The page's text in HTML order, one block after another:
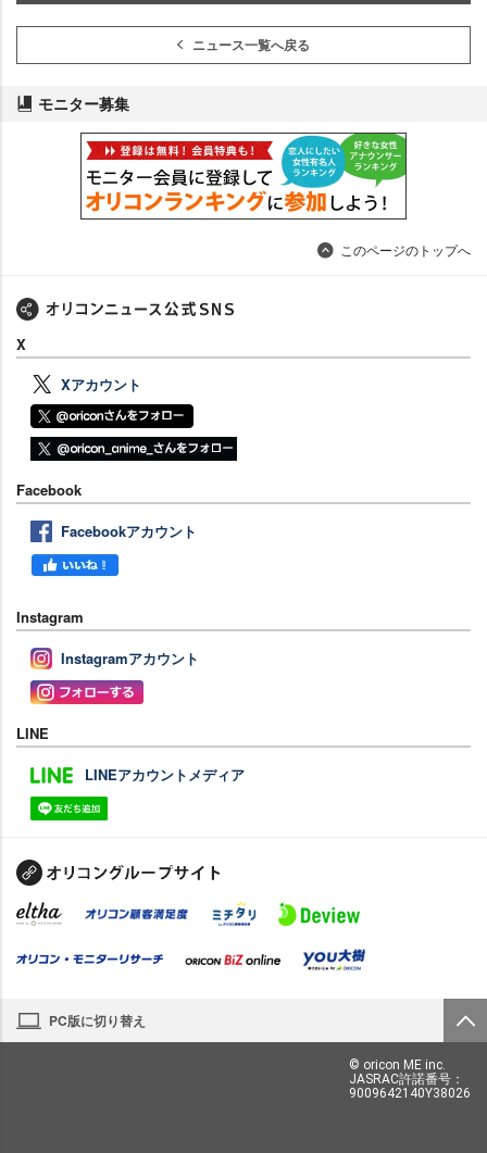
ニュース一覧へ戻る
モニター募集
このページのトップへ
X
Xアカウント
Facebook
Facebookアカウント
Instagram
Instagramアカウント
LINE
LINEアカウントメディア
PC版に切り替え
© oricon ME inc.
JASRAC許諾番号：
9009642140Y38026